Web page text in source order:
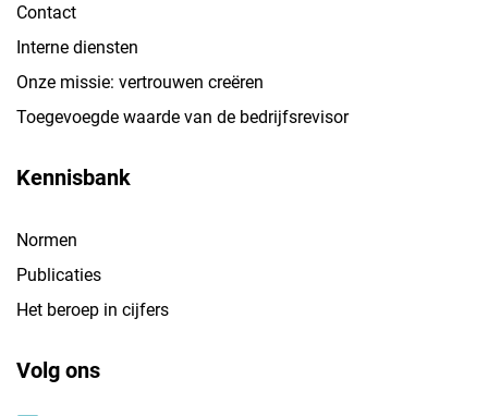
Contact
Interne diensten
Onze missie: vertrouwen creëren
Toegevoegde waarde van de bedrijfsrevisor
Kennisbank
Normen
Publicaties
Het beroep in cijfers
Volg ons